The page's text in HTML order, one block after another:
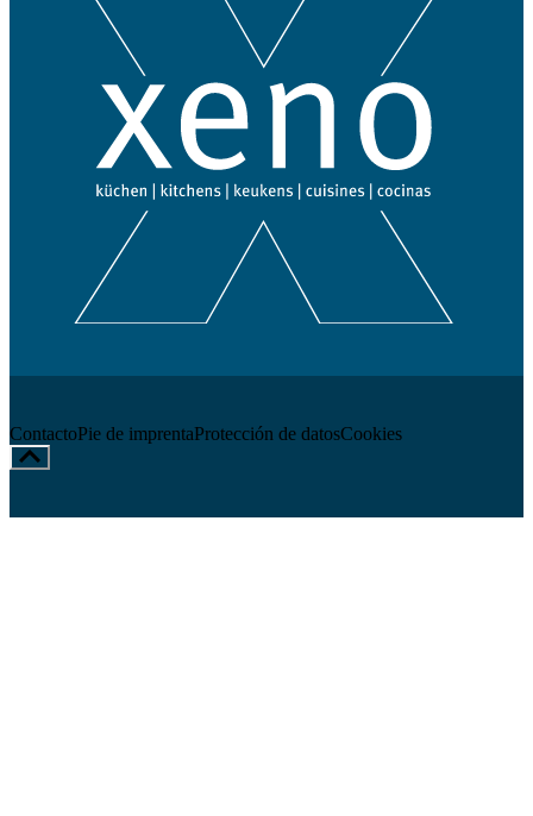
ContactoPie de imprentaProtección de datosCookies